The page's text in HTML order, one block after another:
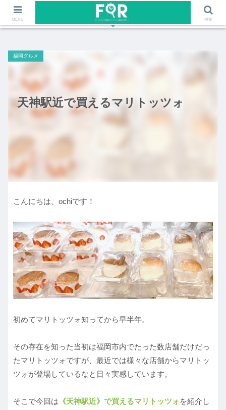
ファッションや福岡のワクワクする情報を発信！！
天神駅近で買えるマリトッツォ
福岡グルメ
こんにちは、ochiです！
初めてマリトッツォ知ってから早半年。
その存在を知った当初は福岡市内でたった数店舗だけだっ
たマリトッツォですが、最近では様々な店舗からマリトッ
ツォが登場しているなと日々実感しています。
そこで今回は 《天神駅近》で買えるマリトッツォ を紹介し
MENU 検索